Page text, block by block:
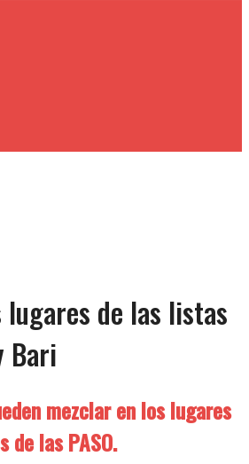
de las listas
Bari
mezclar en los lugares
de las PASO.